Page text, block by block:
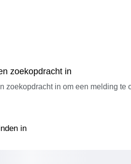
zoekopdracht in
zoekopdracht in om een melding
in